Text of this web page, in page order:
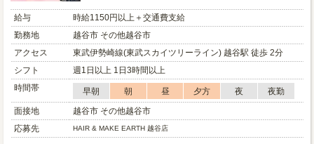
給与
時給1150円以上＋交通費支給
勤務地
越谷市 その他越谷市
アクセス
東武伊勢崎線(東武スカイツリーライン) 越谷駅 徒歩 2分
シフト
週1日以上 1日3時間以上
時間帯
早朝 朝 昼 夕方 夜
夜勤
面接地
越谷市 その他越谷市
応募先
HAIR & MAKE EARTH 越谷店